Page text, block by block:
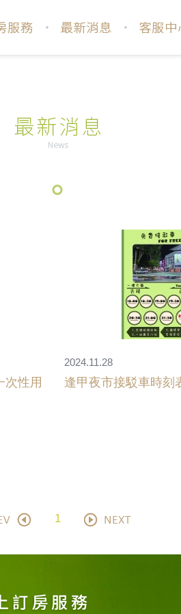
次性用
2024.11.28
逢甲夜市接駁車時刻
1